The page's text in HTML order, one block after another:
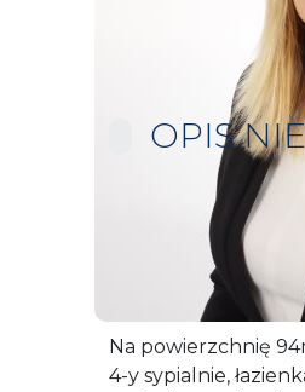
Gorąco polecam
94m2, przy ul.
na IV piętrze, w
Na powierzchnię
4-y sypialnie,